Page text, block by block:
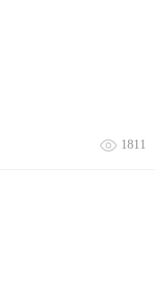
1811